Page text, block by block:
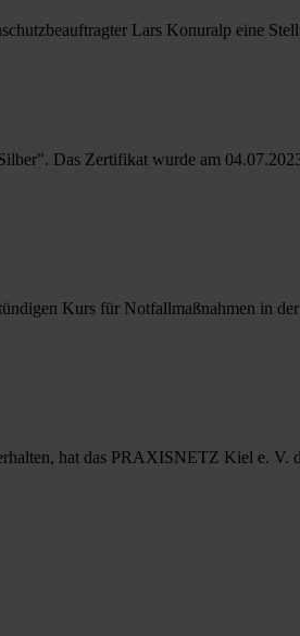
Lars Konuralp eine
Das Zertifikat wurde am
Kurs für Notfallmaßnahmen in
hat das PRAXISNETZ Kiel e. V.